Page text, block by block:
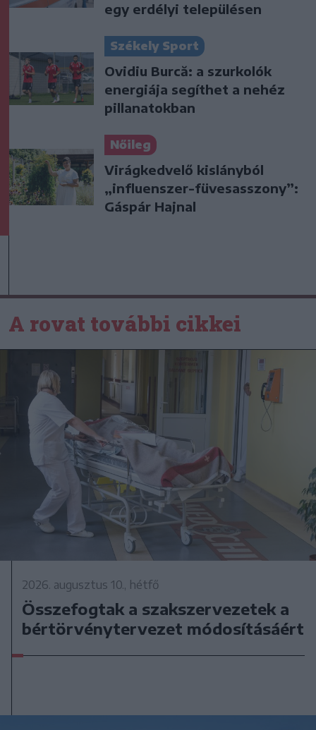
egy erdélyi településen
Székely Sport
Ovidiu Burcă: a szurkolók
energiája segíthet a nehéz
pillanatokban
Nőileg
Virágkedvelő kislányból
„influenszer-füvesasszony”:
Gáspár Hajnal
A rovat további cikkei
2026. augusztus 10., hétfő
Összefogtak a szakszervezetek a
bértörvénytervezet módosításáért